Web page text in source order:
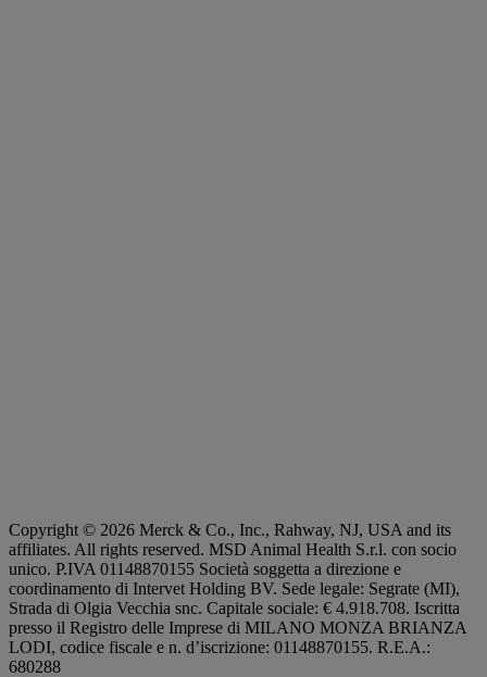
Copyright © 2026 Merck & Co., Inc., Rahway, NJ, USA and its
affiliates. All rights reserved. MSD Animal Health S.r.l. con socio
unico. P.IVA 01148870155 Società soggetta a direzione e
coordinamento di Intervet Holding BV. Sede legale: Segrate (MI),
Strada di Olgia Vecchia snc. Capitale sociale: € 4.918.708. Iscritta
presso il Registro delle Imprese di MILANO MONZA BRIANZA
LODI, codice fiscale e n. d’iscrizione: 01148870155. R.E.A.:
680288